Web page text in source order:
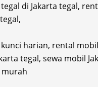
di Jakarta tegal,
harian, rental
tegal, sewa mobil
murah